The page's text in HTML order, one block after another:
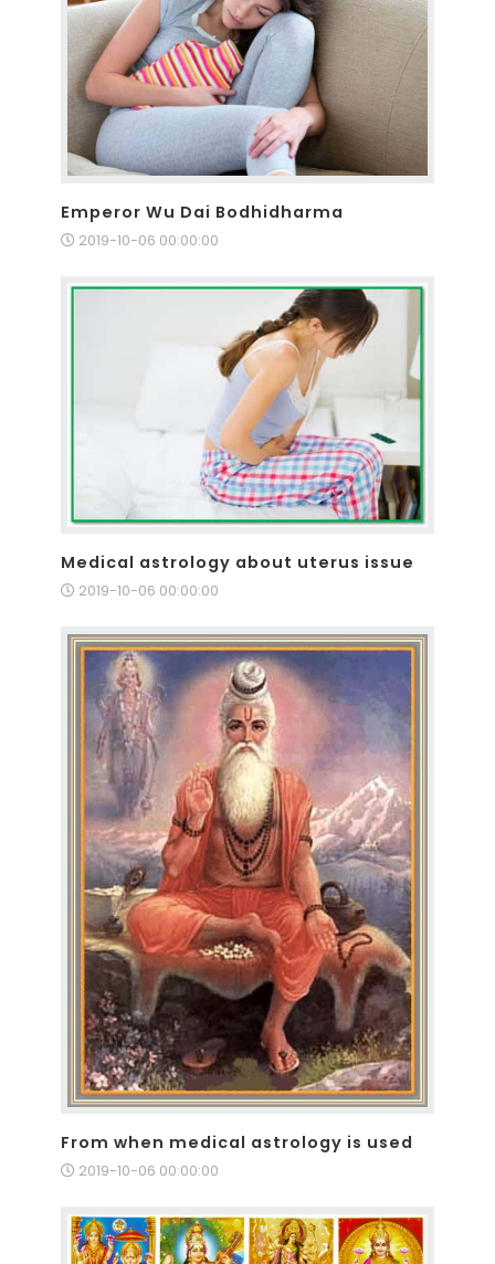
Emperor Wu Dai Bodhidharma
2019-10-06 00:00:00
Medical astrology about uterus issue
2019-10-06 00:00:00
From when medical astrology is used
2019-10-06 00:00:00